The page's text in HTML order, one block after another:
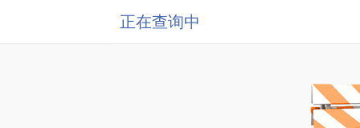
正在查询中